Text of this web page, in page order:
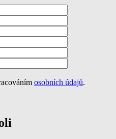
osobních údajů.